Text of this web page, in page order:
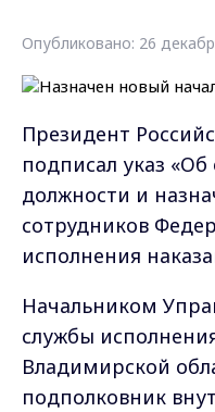
Опубликовано: 26
Президент
подписал указ
должности и
сотрудников
исполнения
Начальником
службы
Владимирской
подполковник